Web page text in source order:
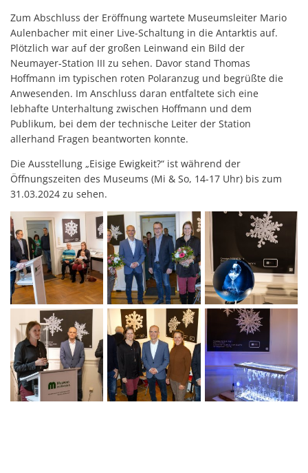
Zum Abschluss der Eröffnung wartete Museumsleiter Mario
Aulenbacher mit einer Live-Schaltung in die Antarktis auf.
Plötzlich war auf der großen Leinwand ein Bild der
Neumayer-Station III zu sehen. Davor stand Thomas
Hoffmann im typischen roten Polaranzug und begrüßte die
Anwesenden. Im Anschluss daran entfaltete sich eine
lebhafte Unterhaltung zwischen Hoffmann und dem
Publikum, bei dem der technische Leiter der Station
allerhand Fragen beantworten konnte.
Die Ausstellung „Eisige Ewigkeit?“ ist während der
Öffnungszeiten des Museums (Mi & So, 14-17 Uhr) bis zum
31.03.2024 zu sehen.